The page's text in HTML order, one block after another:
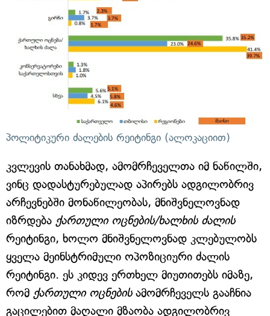
პოლიტიკური ძალების რეიტინგი (ალოკაციით)
კვლევის თანახმად, ამომრჩეველთა იმ ნაწილში,
ვინც დადასტურებულად აპირებს ადგილობრივ
არჩევნებში მონაწილეობას, მნიშვნელოვნად
იზრდება ქართული ოცნების/ხალხის ძალის
რეიტინგი, ხოლო მნიშვნელოვნად კლებულობს
ყველა მეინსტრიმული ოპოზიციური ძალის
რეიტინგი. ეს კიდევ ერთხელ მიუთითებს იმაზე,
რომ ქართული ოცნებისამომრჩეველს გააჩნია
გაცილებით მაღალი მზაობა ადგილობრივ